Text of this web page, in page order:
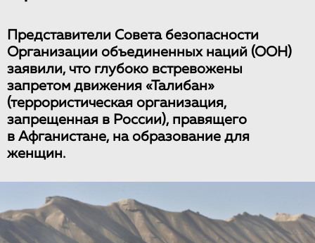
Представители Совета безопасности
Организации объединенных наций (ООН)
заявили, что глубоко встревожены
запретом движения «Талибан»
(террористическая организация,
запрещенная в России), правящего
в Афганистане, на образование для
женщин.